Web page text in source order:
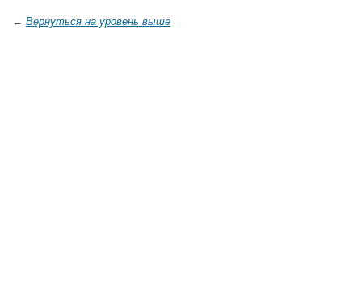
← Вернуться на уровень выше